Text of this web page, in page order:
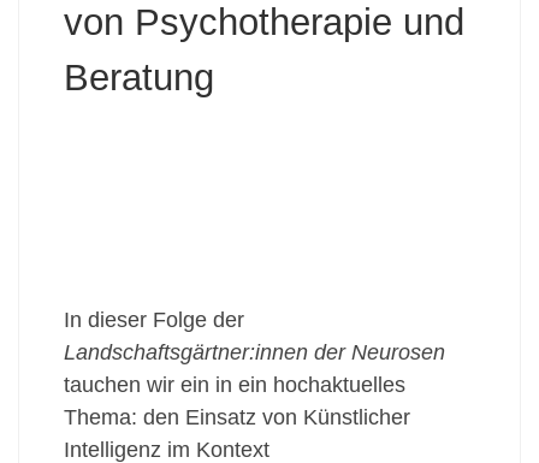
von Psychotherapie und
Beratung
In dieser Folge der
Landschaftsgärtner:innen der Neurosen
tauchen wir ein in ein hochaktuelles
Thema: den Einsatz von Künstlicher
Intelligenz im Kontext